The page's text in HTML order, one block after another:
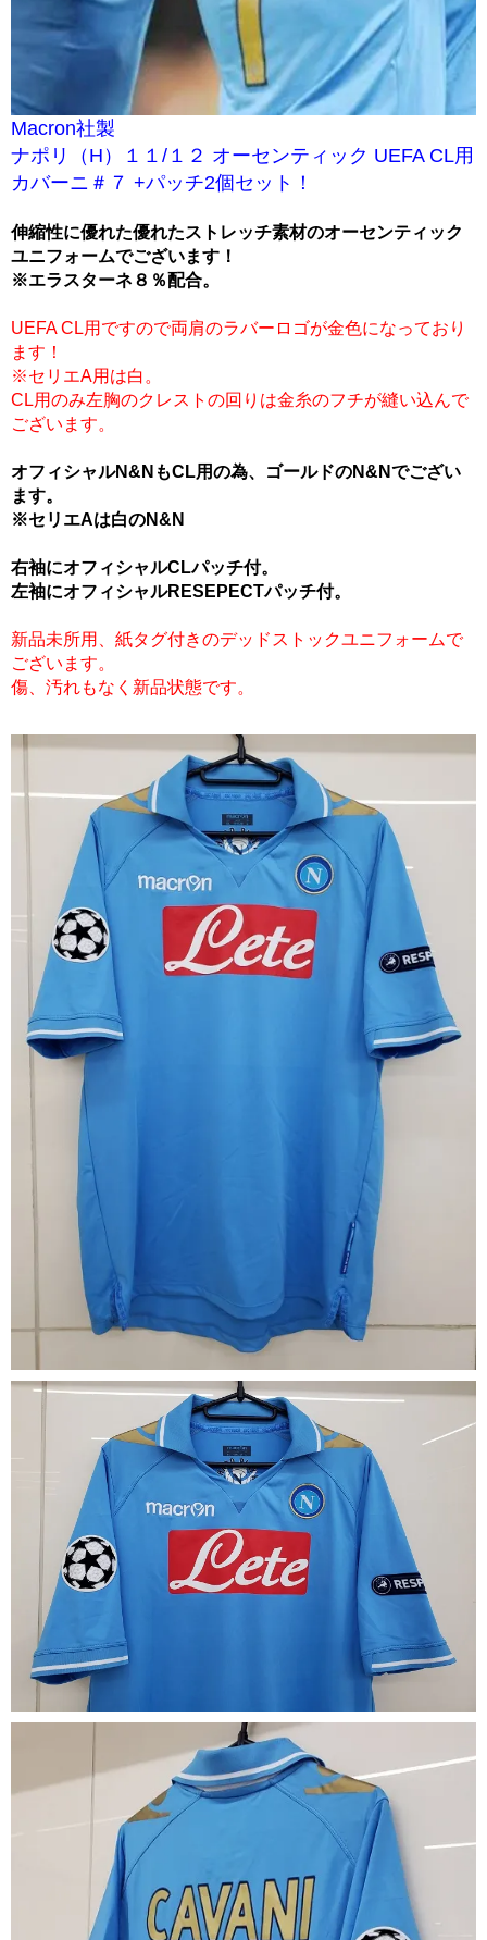
Macron社製
ナポリ（H）１１/１２ オーセンティック UEFA CL用
カバーニ＃７ +パッチ2個セット！
伸縮性に優れた優れたストレッチ素材のオーセンティック
ユニフォームでございます！
※エラスターネ８％配合。
UEFA CL用ですので両肩のラバーロゴが金色になっており
ます！
※セリエA用は白。
CL用のみ左胸のクレストの回りは金糸のフチが縫い込んで
ございます。
オフィシャルN&NもCL用の為、ゴールドのN&Nでござい
ます。
※セリエAは白のN&N
右袖にオフィシャルCLパッチ付。
左袖にオフィシャルRESEPECTパッチ付。
新品未所用、紙タグ付きのデッドストックユニフォームで
ございます。
傷、汚れもなく新品状態です。